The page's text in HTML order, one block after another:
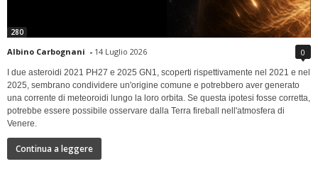
280
Albino Carbognani - 14 Luglio 2026 0
I due asteroidi 2021 PH27 e 2025 GN1, scoperti rispettivamente nel 2021 e nel
2025, sembrano condividere un'origine comune e potrebbero aver generato
una corrente di meteoroidi lungo la loro orbita. Se questa ipotesi fosse corretta,
potrebbe essere possibile osservare dalla Terra fireball nell'atmosfera di
Venere.
Continua a leggere